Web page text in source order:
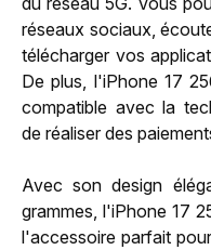
réseaux sociaux,
télécharger vos
De plus, l'iPhone 17
compatible avec la
de réaliser des
Avec son design
grammes, l'iPhone 17
l'accessoire parfait